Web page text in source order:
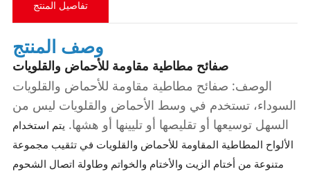
تفاصيل المنتج
وصف المنتج
صفائح مطاطية مقاومة للأحماض والقلويات
الوصف: صفائح مطاطية مقاومة للأحماض والقلويات
السوداء، تستخدم في وسط الأحماض والقلويات ليس من
السهل توسيعها أو تقليصها أو تليينها أو هشها. يتم استخدام
الألواح المطاطية المقاومة للأحماض والقلويات في تثقيب مجموعة
متنوعة من أختام الزيت والأختام والخواتم وطاولة اتصال الشحوم